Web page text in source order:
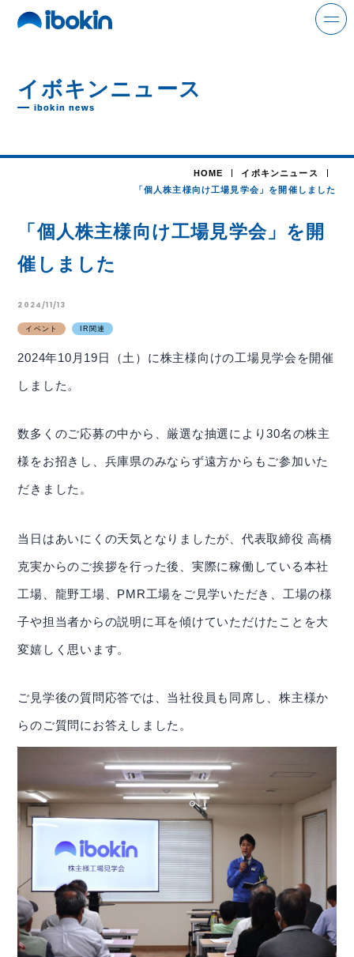
運輸事業
IR情報
IRライブラリー
財務ハイライト
IRカレンダー
IRニュース
IRよくある質問
IRお問合せ
イボキンニュース
ibokin news
HOME
イボキンニュース
「個人株主様向け工場見学会」を開催しました
「個人株主様向け工場見学会」を開
催しました
2024/11/13
イベント IR関連
2024年10月19日（土）に株主様向けの工場見学会を開催
しました。
数多くのご応募の中から、厳選な抽選により30名の株主
様をお招きし、兵庫県のみならず遠方からもご参加いた
だきました。
当日はあいにくの天気となりましたが、代表取締役 高橋
克実からのご挨拶を行った後、実際に稼働している本社
工場、龍野工場、PMR工場をご見学いただき、工場の様
子や担当者からの説明に耳を傾けていただけたことを大
変嬉しく思います。
ご見学後の質問応答では、当社役員も同席し、株主様か
らのご質問にお答えしました。